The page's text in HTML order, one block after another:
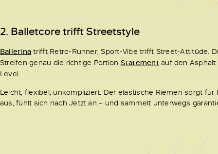
2. Balletcore trifft Streetstyle
Ballerina trifft Retro-Runner, Sport-Vibe trifft Street-Attitüde.
Streifen genau die richtige Portion Statement auf den
Level.
Leicht, flexibel, unkompliziert. Der elastische Riemen sorgt
aus, fühlt sich nach Jetzt an – und sammelt unterwegs